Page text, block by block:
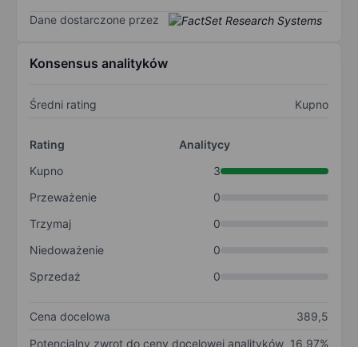
Dane dostarczone przez
Konsensus analityków
Średni rating Kupno
Rating
Analitycy
Kupno
3
Przeważenie
0
Trzymaj
0
Niedoważenie
0
Sprzedaż
0
Cena docelowa
389,5
Potencjalny zwrot do ceny docelowej analityków 16,97%